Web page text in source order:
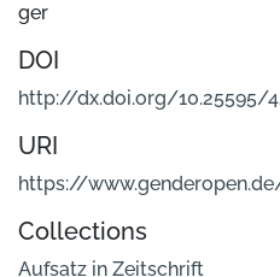
ger
DOI
http://dx.doi.org/10.25595/
URI
https://
Collections
Aufsatz in Zeitschrift